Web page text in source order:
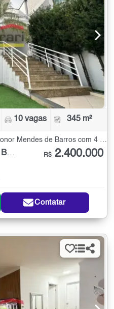
10 vagas 345 m²
Jardim Leonor Mendes de Barros R$ 2.400.000
Contatar